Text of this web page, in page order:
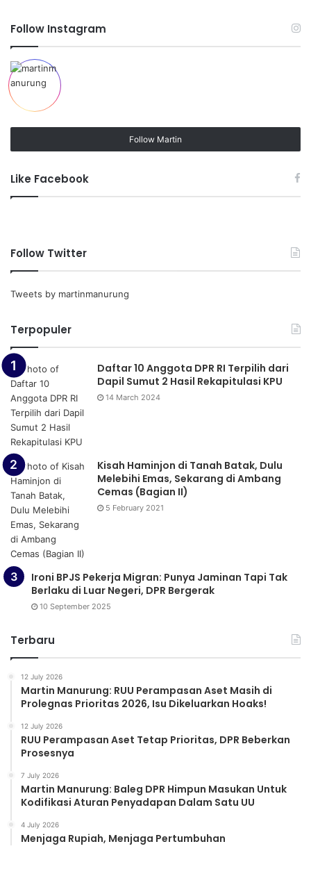
Follow Instagram
Follow Martin
Like Facebook
Follow Twitter
Tweets by martinmanurung
Terpopuler
Daftar 10 Anggota DPR RI Terpilih dari
Dapil Sumut 2 Hasil Rekapitulasi KPU
14 March 2024
Kisah Haminjon di Tanah Batak, Dulu
Melebihi Emas, Sekarang di Ambang
Cemas (Bagian II)
5 February 2021
Ironi BPJS Pekerja Migran: Punya Jaminan Tapi Tak
Berlaku di Luar Negeri, DPR Bergerak
10 September 2025
Terbaru
12 July 2026
Martin Manurung: RUU Perampasan Aset Masih di
Prolegnas Prioritas 2026, Isu Dikeluarkan Hoaks!
12 July 2026
RUU Perampasan Aset Tetap Prioritas, DPR Beberkan
Prosesnya
7 July 2026
Martin Manurung: Baleg DPR Himpun Masukan Untuk
Kodifikasi Aturan Penyadapan Dalam Satu UU
4 July 2026
Menjaga Rupiah, Menjaga Pertumbuhan